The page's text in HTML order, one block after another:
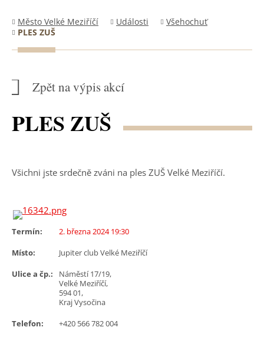
Město Velké Meziříčí Události
Všehochuť
PLES ZUŠ
Zpět na výpis akcí
PLES ZUŠ
Všichni jste srdečně zváni na ples ZUŠ Velké Meziříčí.
Termín:
2. března 2024 19:30
Místo:
Jupiter club Velké Meziříčí
Ulice a čp.:
Náměstí 17/19,
Velké Meziříčí,
594 01,
Kraj Vysočina
Telefon:
+420 566 782 004